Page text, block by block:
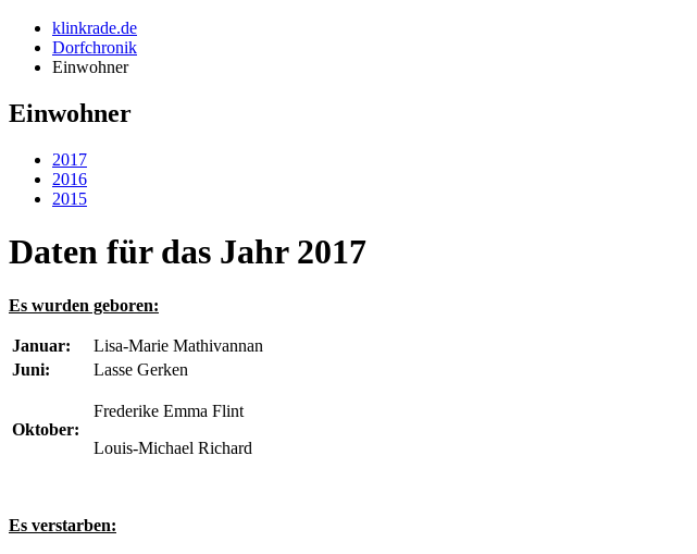
klinkrade.de
Dorfchronik
Einwohner
Einwohner
2017
2016
2015
Daten für das Jahr 2017
Es wurden geboren:
Januar:
Lisa-Marie Mathivannan
Juni:
Lasse Gerken
Oktober:
Frederike Emma Flint
Louis-Michael Richard
Es verstarben: